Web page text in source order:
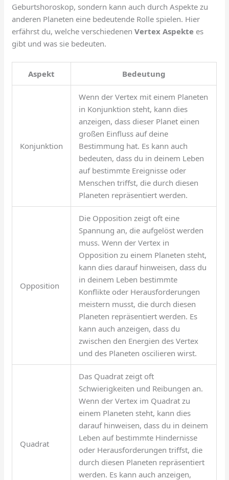
Geburtshoroskop, sondern kann auch durch Aspekte zu
anderen Planeten eine bedeutende Rolle spielen. Hier
erfährst du, welche verschiedenenVertex Aspekte es
gibt und was sie bedeuten.
Aspekt Bedeutung
Konjunktion
Wenn der Vertex mit einem Planeten
in Konjunktion steht, kann dies
anzeigen, dass dieser Planet einen
großen Einfluss auf deine
Bestimmung hat. Es kann auch
bedeuten, dass du in deinem Leben
auf bestimmte Ereignisse oder
Menschen triffst, die durch diesen
Planeten repräsentiert werden.
Opposition
Die Opposition zeigt oft eine
Spannung an, die aufgelöst werden
muss. Wenn der Vertex in
Opposition zu einem Planeten steht,
kann dies darauf hinweisen, dass du
in deinem Leben bestimmte
Konflikte oder Herausforderungen
meistern musst, die durch diesen
Planeten repräsentiert werden. Es
kann auch anzeigen, dass du
zwischen den Energien des Vertex
und des Planeten oscilieren wirst.
Quadrat
Das Quadrat zeigt oft
Schwierigkeiten und Reibungen an.
Wenn der Vertex im Quadrat zu
einem Planeten steht, kann dies
darauf hinweisen, dass du in deinem
Leben auf bestimmte Hindernisse
oder Herausforderungen triffst, die
durch diesen Planeten repräsentiert
werden. Es kann auch anzeigen,